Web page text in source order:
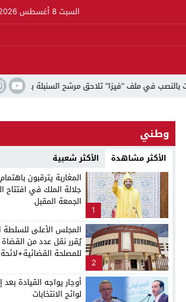
السبت 8 أغسطس 2026 - 1:54 صباحًا
في ملف “فيزا” تلاحق مرشح السنبلة بالدريوش..
وطني
الأكثر مشاهدة الأكثر شعبية
1
المغاربة يترقبون
جلالة الملك في افتتاح
الجمعة المقبل
2
المجلس الأعلى للسلطة
يُقرر نقل عدد من
للمصلحة
أوجار يواجه القيادة
لوائح الانتخابات